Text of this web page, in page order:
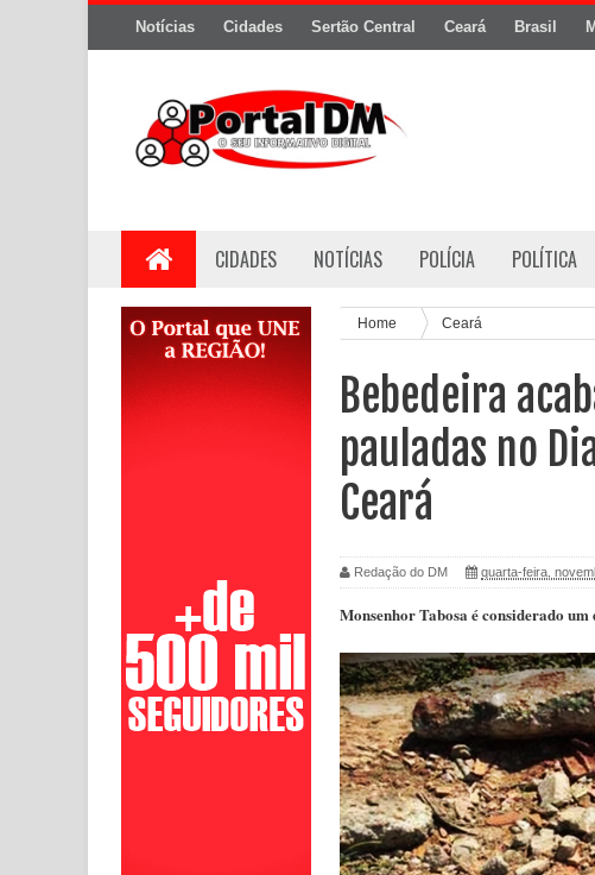
Notícias Cidades Sertão Central Ceará Brasil
CIDADES NOTÍCIAS POLÍCIA POLÍTICA
Home Ceará
Bebedeira
pauladas no
Ceará
Redação do DM quarta-feira,
Monsenhor Tabosa é considerado